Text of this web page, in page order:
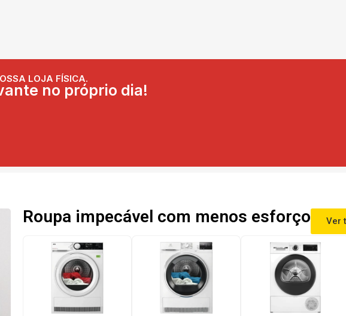
LOJA FÍSICA.
no próprio dia!
Roupa impecável com menos esforço Ver